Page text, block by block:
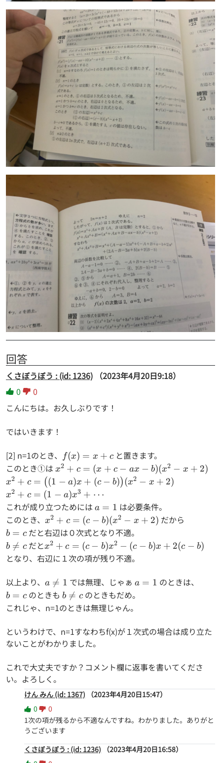
回答
くさぼうぼう : (id: 1236)
（2023年4月20日9:18）
0
0
こんにちは。お久しぶりです！
ではいきます！
[2] n=1のとき、 f(x)=x+c
f(x) = x + c と置きます。
このとき①は x^2+c=
(x+c-
ax-b)
(x^2-
x+2)
x2 + c = (x + c − ax − b)(x2 − x + 2)
x^2+c=\big(
(1-a)x+(c-b)
\big) (x^2-
x+2)
x2 + c = ((1 − a)x + (c − b))(x2 − x + 2)
x^2+c=
(1-
a)x^3+
\cdots
x2 + c = (1 − a)x3 + ⋯
これが成り立つためには a=1
a = 1 は必要条件。
このとき、 x^2+c=
(c-b)
(x^2-
x+2)
x2 + c = (c − b)(x2 − x + 2) だから
b=c
b = cだと右辺は０次式となり不適。
b
\neq
b 
= cだとx^2+c=
(c-
(c-
b)x+2(c-
b)
x2 + c = (c − b)x2 − (c − b)x + 2(c − b)
となり、右辺に１次の項が残り不適。
以上より、 a
\neq
1
a 
= 1 では無理、じゃぁ a=1
a = 1 のときは、
b = cのときも b
\neq
b 
= cのときもだめ。
これじゃ、n=1のときは無理じゃん。
というわけで、n=1すなわちf(x)が１次式の場合は成り立た
ないことがわかりました。
これで大丈夫ですか？コメント欄に返事を書いてくださ
い。よろしく。
けん みん (id: 1367)
（2023年4月20日15:47）
0
0
1次の項が残るから不適なんですね。わかりました。ありがと
うございます
くさぼうぼう : (id: 1236)
（2023年4月20日16:58）